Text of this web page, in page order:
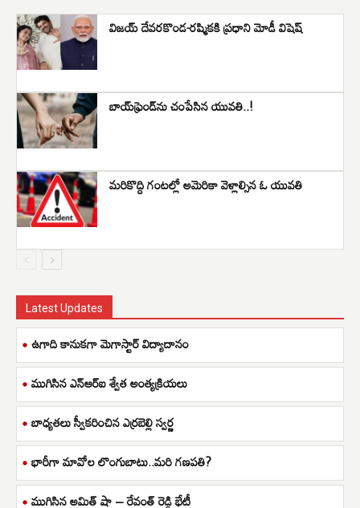
విజయ్ దేవరకొండ-రష్మికకి ప్రధాని మోడీ విషెష్
బాయ్‌ఫ్రెండ్‌ను చంపేసిన యువతి..!
మరికొద్ది గంటల్లో అమెరికా వెళ్లాల్సిన ఓ యువతి
Latest Updates
ఉగాది కానుకగా మెగాస్టార్ విద్యాదానం
ముగిసిన ఎన్ఆర్ఐ శ్వేత అంత్యక్రియలు
బాధ్యతలు స్వీకరించిన ఎర్రబెల్లి స్వర్ణ
భారీగా మావోల లొంగుబాటు..మరి గణపతి?
ముగిసిన అమిత్ షా – రేవంత్ రెడ్డి భేటీ